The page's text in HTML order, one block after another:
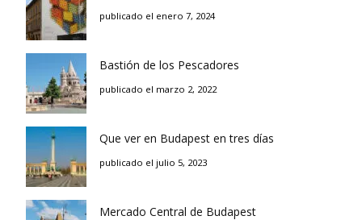
publicado el enero 7, 2024
Bastión de los Pescadores
publicado el marzo 2, 2022
Que ver en Budapest en tres días
publicado el julio 5, 2023
Mercado Central de Budapest